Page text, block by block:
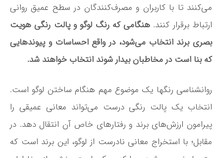
می­‌کنند تا با کاربران و مصرف­‌کنندگان در سطح عمیق روانی
ارتباط برقرار کنند. هنگامی که رنگ لوگو و پالت رنگی هویت
بصری برند انتخاب می­‌شود، در واقع احساسات و پیوندهایی
که بنا است در مخاطبان بیدار شوند انتخاب خواهند شد.
روانشناسی رنگ­ها یک موضوع مهم هنگام ساختن لوگو است.
انتخاب یک پالت رنگی درست می‌­تواند معانی عمیقی را
پیرامون ارزش‌­های برند و رفتارهای خاص آن انتقال دهد. در
مقابل؛ با استخراج معانی نادرست از لوگو، این برند است که